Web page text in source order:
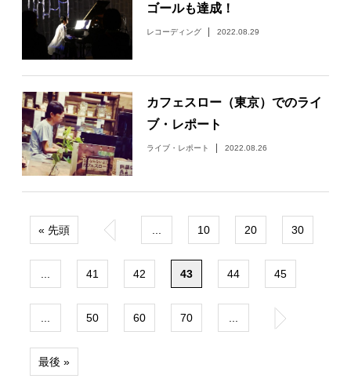
ゴールも達成！
レコーディング 2022.08.29
カフェスロー（東京）でのライ
ブ・レポート
ライブ・レポート 2022.08.26
« 先頭 « ... 10 20 30
... 41 42 43 44 45
... 50 60 70 ... »
最後 »